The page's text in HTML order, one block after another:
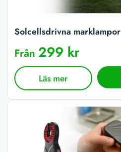
Solcellsdrivna marklampor
Från 299 kr
Läs mer